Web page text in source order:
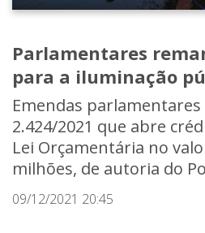
Parlamentares
para a iluminação
Emendas
2.424/2021 que abre
Lei Orçamentária no
milhões, de autoria do
09/12/2021 20:45